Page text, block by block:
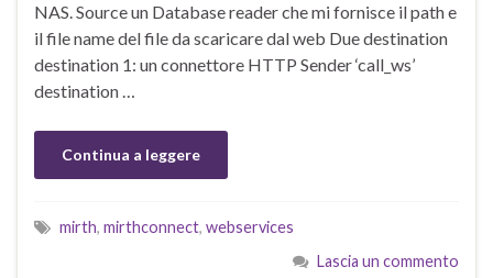
NAS. Source un Database reader che mi fornisce il path e
il file name del file da scaricare dal web Due destination
destination 1: un connettore HTTP Sender ‘call_ws’
destination …
Continua a leggere
mirth, mirthconnect, webservices
Lascia un commento